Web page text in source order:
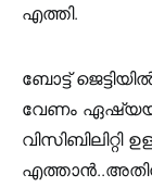
എത്തി.
ബോട്ട്
വേണം
വിസിബിലിറ്റി